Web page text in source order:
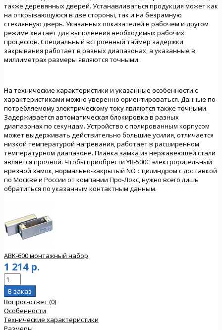
также деревянных дверей. Устанавливаться продукция может как
на открывающуюся в две стороны, так и на безрамную
стеклянную дверь. Указанных показателей в рабочем и другом
режиме хватает для выполнения необходимых рабочих
процессов. Специальный встроенный таймер задержки
закрывания работает в разных диапазонах, а указанные в
миллиметрах размеры являются точными.
На технические характеристики и указанные особенности с
характеристиками можно уверенно ориентироваться. Данные по
потребляемому электрическому току являются также точными.
Задерживается автоматическая блокировка в разных
диапазонах по секундам. Устройство с полированным корпусом
может выдерживать действительно большие усилия, отличается
низкой температурой нагревания, работает в расширенном
температурном диапазоне. Планка замка из нержавеющей стали
является прочной. Чтобы приобрести YB-500C электроригельный
врезной замок, нормально-закрытый NO с цилиндром с доставкой
по Москве и России от компании Про-Локс, нужно всего лишь
обратиться по указанным контактным данным.
ABK-600 монтажный набор
1 214 р.
Вопрос-ответ (0)
Особенности
Технические характеристики